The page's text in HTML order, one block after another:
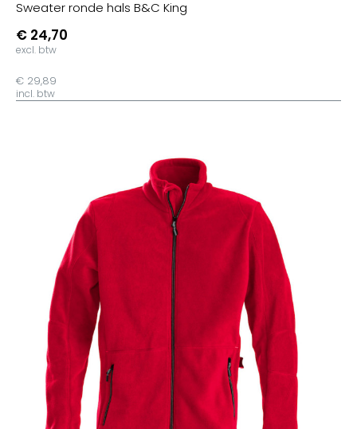
Sweater ronde hals B&C King
€ 24,70
excl. btw
€ 29,89
incl. btw